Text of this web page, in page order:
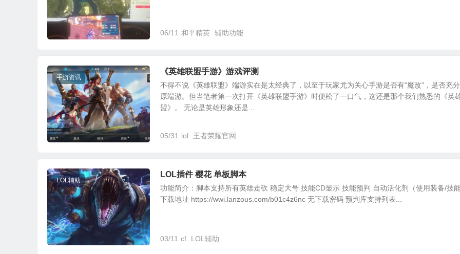
06/11 和平精英 辅助功能
手游资讯
《英雄联盟手游》游戏评测
不得不说《英雄联盟》端游实在是太经典了，以至于玩家尤为关心手游是否有“魔改”，是否充
原端游。但当笔者第一次打开《英雄联盟手游》时便松了一口气，这还是那个我们熟悉的《英
盟》。 无论是英雄形象还是...
05/31 lol 王者荣耀官网
LOL辅助
LOL插件 樱花 单板脚本
功能简介：脚本支持所有英雄走砍 稳定大号 技能CD显示 技能预判 自动活化剂（使用装备/技能
下载地址 https://wwi.lanzous.com/b01c4z6nc 无下载密码 预判库支持列表...
03/11 cf LOL辅助